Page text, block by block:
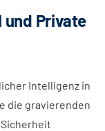
und Private
Intelligenz in
die gravierenden